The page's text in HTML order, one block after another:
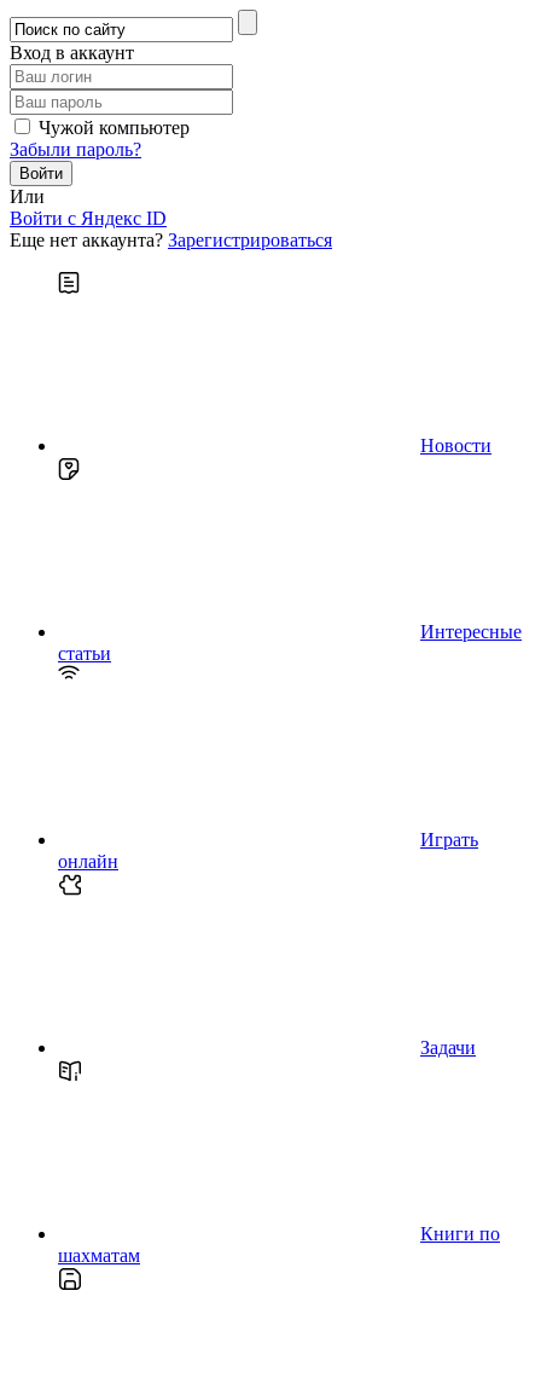
Вход в аккаунт
Чужой компьютер
Забыли пароль?
Или
Войти c Яндекс ID
Еще нет аккаунта? Зарегистрироваться
Новости
Интересные
статьи
Играть
онлайн
Задачи
Книги по
шахматам